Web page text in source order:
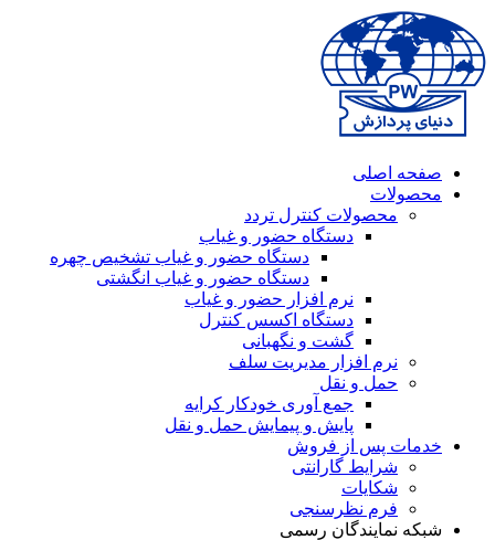
صفحه اصلی
محصولات
محصولات کنترل تردد
دستگاه حضور و غیاب
دستگاه حضور و غیاب تشخیص چهره
دستگاه حضور و غیاب انگشتی
نرم افزار حضور و غیاب
دستگاه اکسس کنترل
گشت و نگهبانی
نرم افزار مدیریت سلف
حمل و نقل
جمع آوری خودکار کرایه
پایش و پیمایش حمل و نقل
خدمات پس از فروش
شرایط گارانتی
شکایات
فرم نظرسنجی
شبکه نمایندگان رسمی